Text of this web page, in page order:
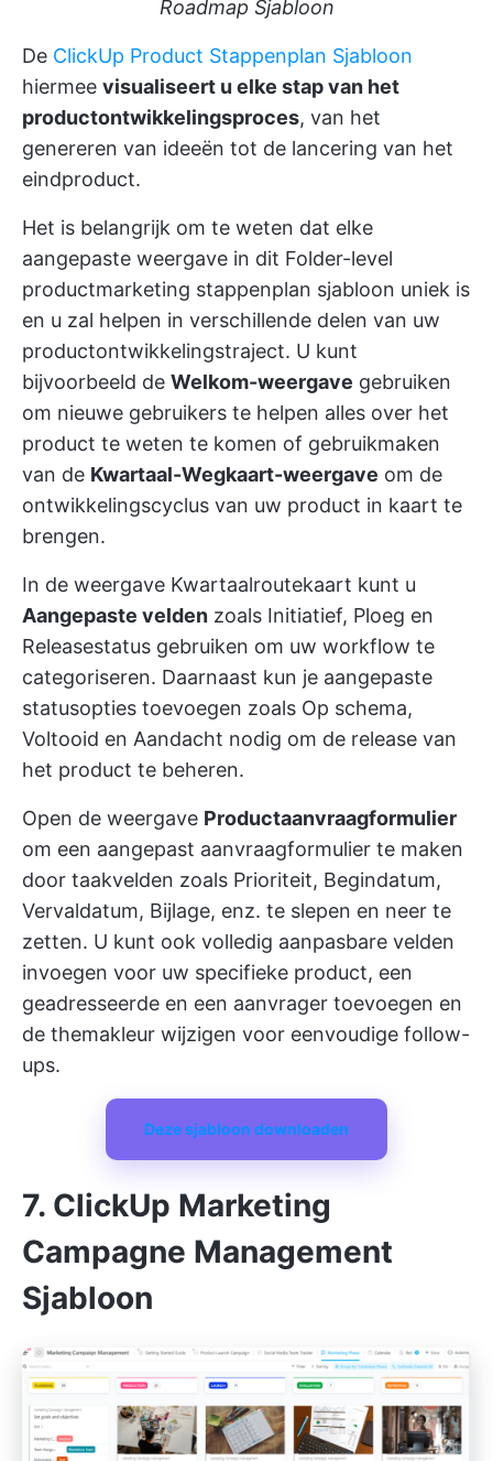
Roadmap Sjabloon
De ClickUp Product Stappenplan Sjabloon
hiermee visualiseert u elke stap van het
productontwikkelingsproces, van het
genereren van ideeën tot de lancering van het
eindproduct.
Het is belangrijk om te weten dat elke
aangepaste weergave in dit Folder-level
productmarketing stappenplan sjabloon uniek is
en u zal helpen in verschillende delen van uw
productontwikkelingstraject. U kunt
bijvoorbeeld de Welkom-weergave gebruiken
om nieuwe gebruikers te helpen alles over het
product te weten te komen of gebruikmaken
van de Kwartaal-Wegkaart-weergave om de
ontwikkelingscyclus van uw product in kaart te
brengen.
In de weergave Kwartaalroutekaart kunt u
Aangepaste velden zoals Initiatief, Ploeg en
Releasestatus gebruiken om uw workflow te
categoriseren. Daarnaast kun je aangepaste
statusopties toevoegen zoals Op schema,
Voltooid en Aandacht nodig om de release van
het product te beheren.
Open de weergave Productaanvraagformulier
om een aangepast aanvraagformulier te maken
door taakvelden zoals Prioriteit, Begindatum,
Vervaldatum, Bijlage, enz. te slepen en neer te
zetten. U kunt ook volledig aanpasbare velden
invoegen voor uw specifieke product, een
geadresseerde en een aanvrager toevoegen en
de themakleur wijzigen voor eenvoudige follow-
ups.
Deze sjabloon downloaden
7. ClickUp Marketing
Campagne Management
Sjabloon